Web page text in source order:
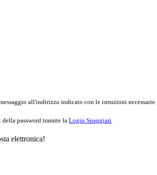
all'indirizzo indicato con le istruzioni necessarie.
della password tramite la Login Spaggiari
elettronica!